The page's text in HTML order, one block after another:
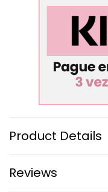
Product Details
Reviews